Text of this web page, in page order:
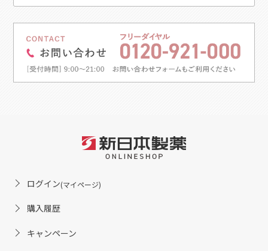
ログイン(マイページ)
購入履歴
キャンペーン